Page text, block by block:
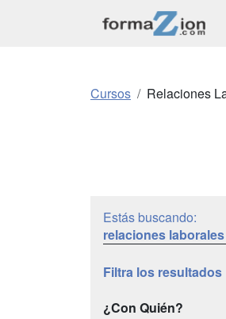
Cursos Relaciones
Estás buscando:
relaciones laborales
Filtra los resultados
¿Con Quién?